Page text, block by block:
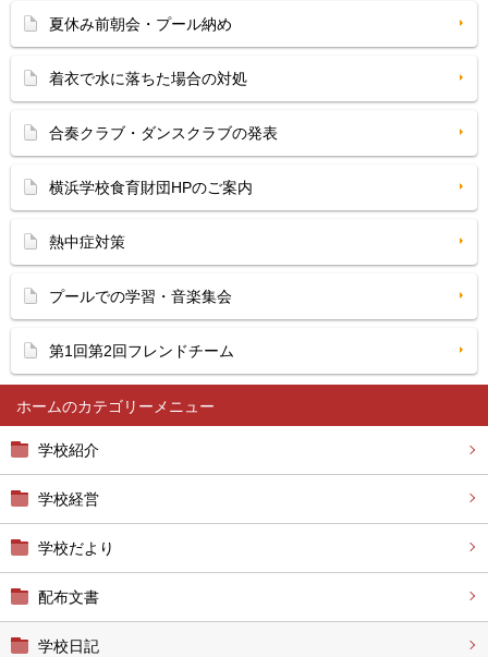
ホーム
学校紹介
学校経営
学校だより
配布文書
学校日記
夏休み前朝会・プール納め
着衣で水に落ちた場合の対処
合奏クラブ・ダンスクラブの発表
横浜学校食育財団HPのご案内
熱中症対策
プールでの学習・音楽集会
第1回第2回フレンドチーム